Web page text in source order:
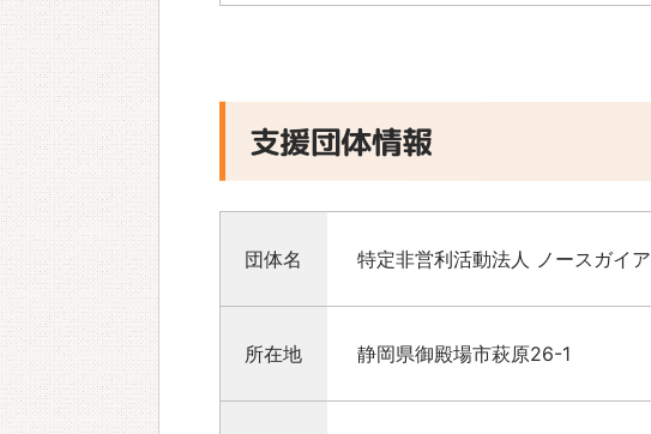
支援団体情報
団体名 特定非営利活動法人 ノースガイア
所在地 静岡県御殿場市萩原26-1